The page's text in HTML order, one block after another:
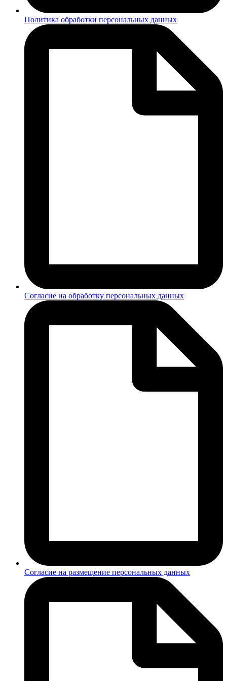
Политика обработки персональных данных
Согласие на обработку персональных данных
Согласие на размещение персональных данных